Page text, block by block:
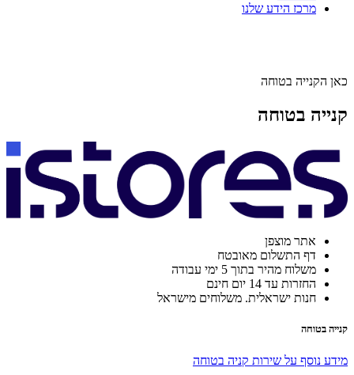
מרכז הידע שלנו
כאן הקנייה בטוחה
קנייה בטוחה
אתר מוצפן
דף התשלום מאובטח
משלוח מהיר בתוך 5 ימי עבודה
החזרות עד 14 יום חינם
חנות ישראלית. משלוחים מישראל
קנייה בטוחה
מידע נוסף על שירות קניה בטוחה